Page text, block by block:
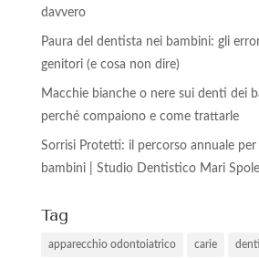
davvero
Paura del dentista nei bambini: gli
genitori (e cosa non dire)
Macchie bianche o nere sui denti dei
perché compaiono e come trattarle
Sorrisi Protetti: il percorso annuale per
bambini | Studio Dentistico Mari
Tag
apparecchio odontoiatrico carie